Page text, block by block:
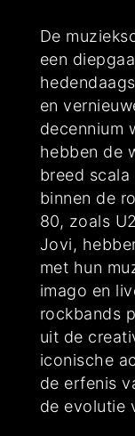
De
een
en
decennium
hebben de
breed scala
binnen de
80, zoals
Jovi,
met hun
imago en
rockbands
uit de
iconische
de erfenis
de evolutie